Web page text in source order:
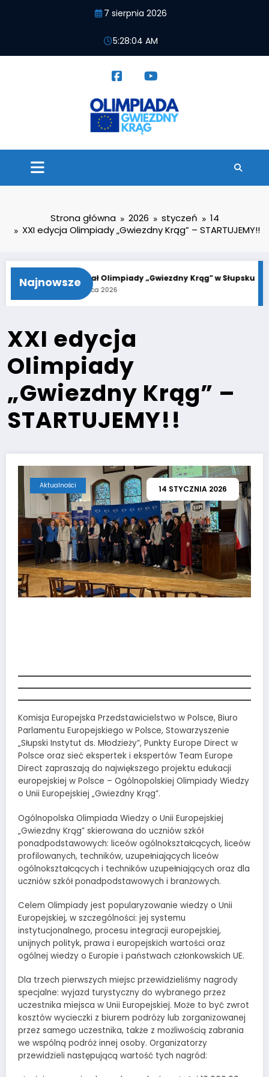
7 sierpnia 2026
5:28:05 AM
Strona główna 2026 styczeń
14
XXI edycja Olimpiady „Gwiezdny Krąg” – STARTUJEMY!!
Najnowsze
Krąg” 21. Finał Olimpiady „Gwiezdny Krąg” w Słupsku
11 czerwca 2026
XXI edycja
Olimpiady
„Gwiezdny Krąg” –
STARTUJEMY!!
Aktualności 14 STYCZNIA 2026
Komisja Europejska Przedstawicielstwo w Polsce, Biuro
Parlamentu Europejskiego w Polsce, Stowarzyszenie
„Słupski Instytut ds. Młodzieży”, Punkty Europe Direct w
Polsce oraz sieć ekspertek i ekspertów Team Europe
Direct zapraszają do największego projektu edukacji
europejskiej w Polsce – Ogólnopolskiej Olimpiady Wiedzy
o Unii Europejskiej „Gwiezdny Krąg”.
Ogólnopolska Olimpiada Wiedzy o Unii Europejskiej
„Gwiezdny Krąg” skierowana do uczniów szkół
ponadpodstawowych: liceów ogólnokształcących, liceów
profilowanych, techników, uzupełniających liceów
ogólnokształcących i techników uzupełniających oraz dla
uczniów szkół ponadpodstawowych i branżowych.
Celem Olimpiady jest popularyzowanie wiedzy o Unii
Europejskiej, w szczególności: jej systemu
instytucjonalnego, procesu integracji europejskiej,
unijnych polityk, prawa i europejskich wartości oraz
ogólnej wiedzy o Europie i państwach członkowskich UE.
Dla trzech pierwszych miejsc przewidzieliśmy nagrody
specjalne: wyjazd turystyczny do wybranego przez
uczestnika miejsca w Unii Europejskiej. Może to być zwrot
kosztów wycieczki z biurem podróży lub zorganizowanej
przez samego uczestnika, także z możliwością zabrania
we wspólną podróż innej osoby. Organizatorzy
przewidzieli następującą wartość tych nagród: